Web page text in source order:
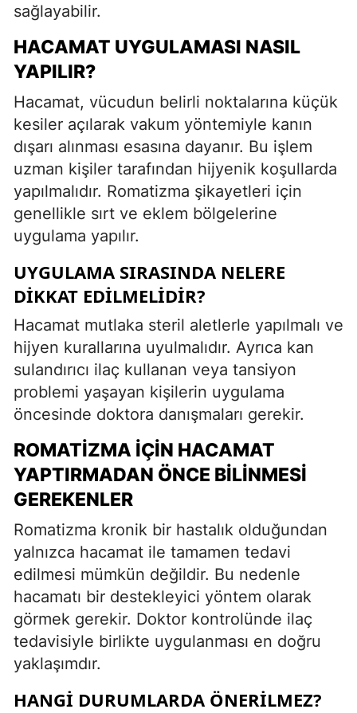
sağlayabilir.
HACAMAT UYGULAMASI NASIL
YAPILIR?
Hacamat, vücudun belirli noktalarına küçük
kesiler açılarak vakum yöntemiyle kanın
dışarı alınması esasına dayanır. Bu işlem
uzman kişiler tarafından hijyenik koşullarda
yapılmalıdır. Romatizma şikayetleri için
genellikle sırt ve eklem bölgelerine
uygulama yapılır.
UYGULAMA SIRASINDA NELERE
DIKKAT EDILMELIDIR?
Hacamat mutlaka steril aletlerle yapılmalı ve
hijyen kurallarına uyulmalıdır. Ayrıca kan
sulandırıcı ilaç kullanan veya tansiyon
problemi yaşayan kişilerin uygulama
öncesinde doktora danışmaları gerekir.
ROMATIZMA İÇIN HACAMAT
YAPTIRMADAN ÖNCE BILINMESI
GEREKENLER
Romatizma kronik bir hastalık olduğundan
yalnızca hacamat ile tamamen tedavi
edilmesi mümkün değildir. Bu nedenle
hacamatı bir destekleyici yöntem olarak
görmek gerekir. Doktor kontrolünde ilaç
tedavisiyle birlikte uygulanması en doğru
yaklaşımdır.
HANGI DURUMLARDA ÖNERILMEZ?